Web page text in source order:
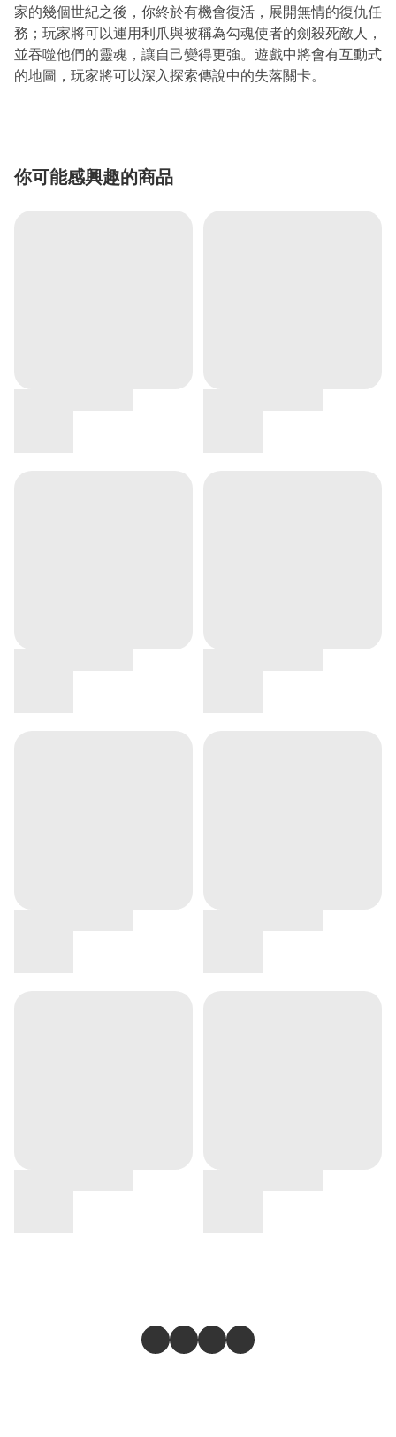
家的幾個世紀之後，你終於有機會復活，展開無情的復仇任
務；玩家將可以運用利爪與被稱為勾魂使者的劍殺死敵人，
並吞噬他們的靈魂，讓自己變得更強。遊戲中將會有互動式
的地圖，玩家將可以深入探索傳說中的失落關卡。
你可能感興趣的商品